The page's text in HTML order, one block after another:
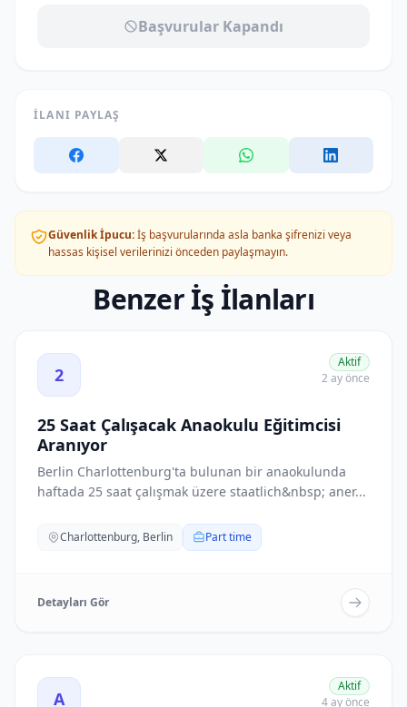
Başvurular Kapandı
İLANI PAYLAŞ
Güvenlik İpucu:İş başvurularında asla banka şifrenizi veya
hassas kişisel verilerinizi önceden paylaşmayın.
Benzer İş İlanları
2
Aktif
2 ay önce
25 Saat Çalışacak Anaokulu Eğitimcisi
Aranıyor
Berlin Charlottenburg'ta bulunan bir anaokulunda
haftada 25 saat çalışmak üzere staatlich&nbsp; aner...
Charlottenburg, Berlin Part time
Detayları Gör
A
Aktif
4 ay önce